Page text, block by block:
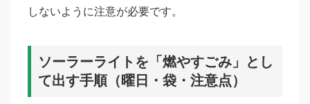
しないように注意が必要です。
ソーラーライトを「燃やすごみ」とし
て出す手順（曜日・袋・注意点）